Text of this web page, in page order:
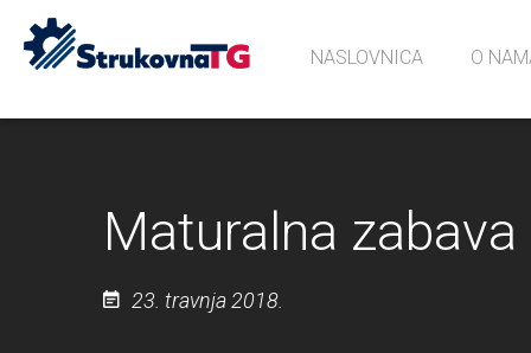
NASLOVNICA O
Maturalna
23. travnja 2018.